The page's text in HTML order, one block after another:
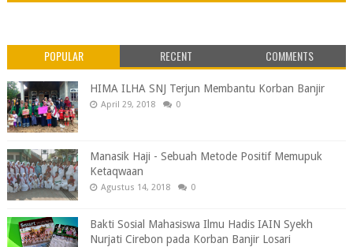
POPULAR RECENT COMMENTS
HIMA ILHA SNJ Terjun Membantu Korban Banjir
April 29, 2018 0
Manasik Haji - Sebuah Metode Positif Memupuk
Ketaqwaan
Agustus 14, 2018 0
Bakti Sosial Mahasiswa Ilmu Hadis IAIN Syekh
Nurjati Cirebon pada Korban Banjir Losari